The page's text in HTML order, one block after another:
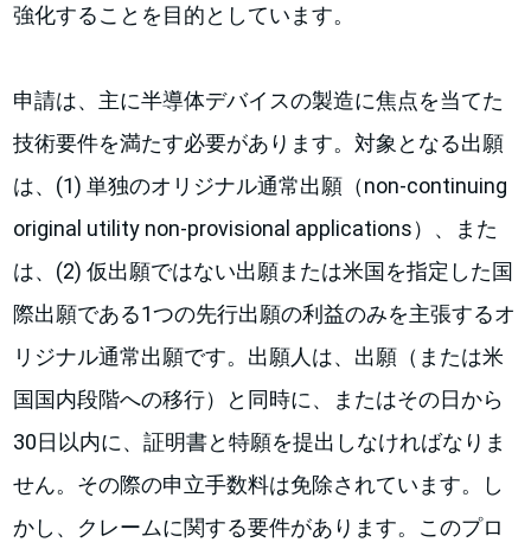
強化することを目的としています。
申請は、主に半導体デバイスの製造に焦点を当てた
技術要件を満たす必要があります。対象となる出願
は、(1) 単独のオリジナル通常出願（non-continuing
original utility non-provisional applications）、また
は、(2) 仮出願ではない出願または米国を指定した国
際出願である1つの先行出願の利益のみを主張するオ
リジナル通常出願です。出願人は、出願（または米
国国内段階への移行）と同時に、またはその日から
30日以内に、証明書と特願を提出しなければなりま
せん。その際の申立手数料は免除されています。し
かし、クレームに関する要件があります。このプロ